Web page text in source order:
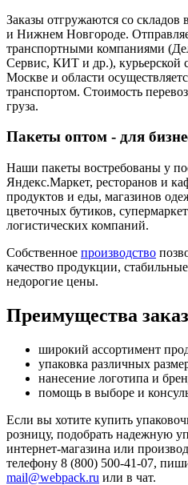
Заказы отгружаются со
и Нижнем Новгороде.
транспортными компаниями
Сервис, КИТ и др.),
Москве и области
транспортом. Стоимость
груза.
Пакеты оптом - для
Наши пакеты востребованы у
Яндекс.Маркет, ресторанов и
продуктов и еды, магазинов
цветочных бутиков,
логистических компаний.
Собственное производство
качество продукции,
недорогие цены.
Преимущества
широкий ассортимент
упаковка различных
нанесение логотипа и
помощь в выборе и
Если вы хотите купить
розницу, подобрать надежную
интернет-магазина или
телефону 8 (800) 500-41-07,
mail@webpack.ru или в чат.